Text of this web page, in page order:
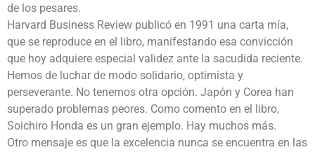
de los pesares.
Harvard Business Review publicó en 1991 una carta mía,
que se reproduce en el libro, manifestando esa convicción
que hoy adquiere especial validez ante la sacudida reciente.
Hemos de luchar de modo solidario, optimista y
perseverante. No tenemos otra opción. Japón y Corea han
superado problemas peores. Como comento en el libro,
Soichiro Honda es un gran ejemplo. Hay muchos más.
Otro mensaje es que la excelencia nunca se encuentra en las